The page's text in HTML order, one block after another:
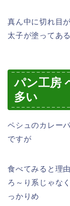
真ん中に切れ目
太子が塗ってあ
パン工房
多い
ペシュのカレー
ですが
食べてみると理
ろ～り系じゃな
っかりめ